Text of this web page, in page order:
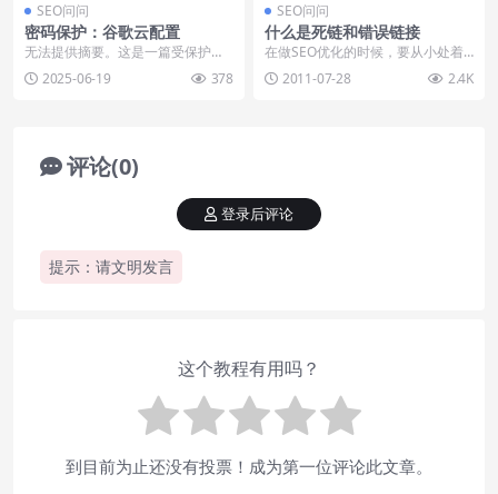
SEO问问
密码保护：谷歌云配置
无法提供摘要。这是一篇受保护的
文章。
2025-06-19 378
SEO问问
什么是死链和错误链接
在做SEO优化的时候，要从小处着
手，像死链接和错误链接，越是这
些平时做网站时忽略...
2011-07-28 2.4K
评论(0)
提示：请文明发言
登录后评论
这个教程有用吗？
到目前为止还没有投票！成为第一位评论此文章。